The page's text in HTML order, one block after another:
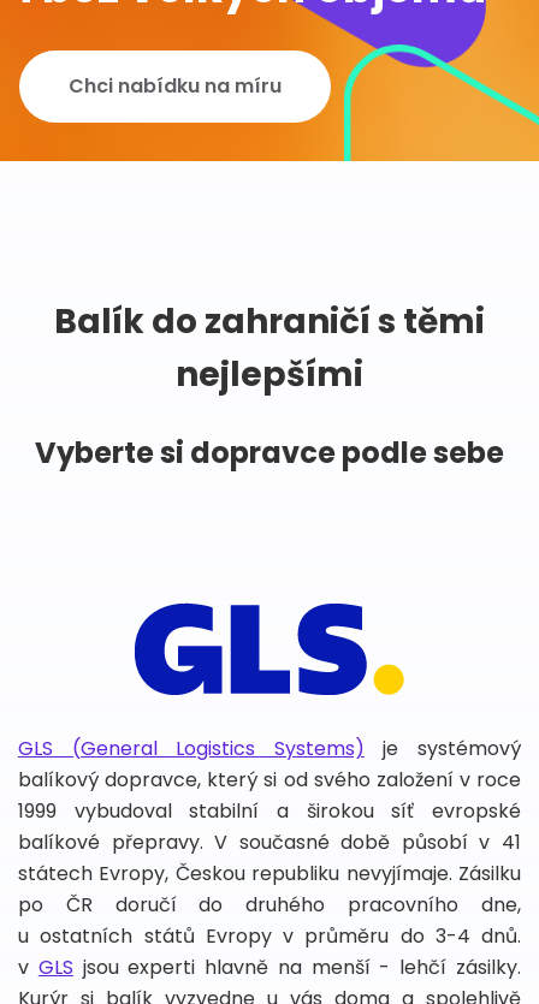
Chci nabídku na míru
Balík do zahraničí s těmi
nejlepšími
Vyberte si dopravce podle sebe
GLS (General Logistics Systems) je systémový
balíkový dopravce, který si od svého založení v roce
1999 vybudoval stabilní a širokou síť evropské
balíkové přepravy. V současné době působí v 41
státech Evropy, Českou republiku nevyjímaje. Zásilku
po ČR doručí do druhého pracovního dne,
u ostatních států Evropy v průměru do 3-4 dnů.
v GLS jsou experti hlavně na menší - lehčí zásilky.